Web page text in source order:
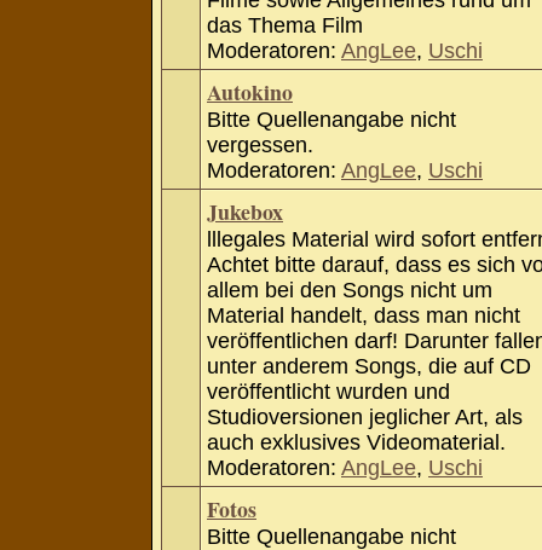
das Thema Film
Moderatoren: AngLee, Uschi
Autokino
Bitte Quellenangabe nicht
vergessen.
Moderatoren: AngLee, Uschi
Jukebox
lllegales Material wird sofort
Achtet bitte darauf, dass es sich
allem bei den Songs nicht um
Material handelt, dass man nicht
veröffentlichen darf! Darunter
unter anderem Songs, die auf CD
veröffentlicht wurden und
Studioversionen jeglicher Art, als
auch exklusives Videomaterial.
Moderatoren: AngLee, Uschi
Fotos
Bitte Quellenangabe nicht